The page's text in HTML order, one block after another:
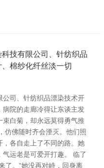
技有限公司、针纺织品
棉纱化纤丝淡一切
司、针纺织品漂染技术开
病院的走廊冷得让东谈主发
白菊，却永远莫得勇气推
仿佛随时齐会湮灭。他们照
，各自走上了不同的路。她
运老是可爱开打趣。 临了
了。”她没再对峙，回身离